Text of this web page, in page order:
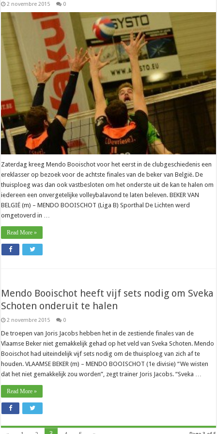
2 novembre 2015 0
Zaterdag kreeg Mendo Booischot voor het eerst in de clubgeschiedenis een
ereklasser op bezoek voor de achtste finales van de beker van België. De
thuisploeg was dan ook vastbesloten om het onderste uit de kan te halen om
iedereen een onvergetelijke volleybalavond te laten beleven. BEKER VAN
BELGIË (m) – MENDO BOOISCHOT (Liga B) Sporthal De Lichten werd
omgetoverd in …
Read More »
Mendo Booischot heeft vijf sets nodig om Sveka
Schoten onderuit te halen
2 novembre 2015 0
De troepen van Joris Jacobs hebben het in de zestiende finales van de
Vlaamse Beker niet gemakkelijk gehad op het veld van Sveka Schoten. Mendo
Booischot had uiteindelijk vijf sets nodig om de thuisploeg van zich af te
houden. VLAAMSE BEKER (m) – MENDO BOOISCHOT (1e divisie) “We wisten
dat het niet gemakkelijk zou worden”, zegt trainer Joris Jacobs. “Sveka …
Read More »